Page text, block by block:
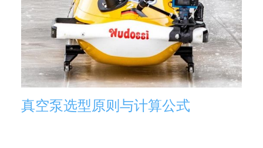
真空泵选型原则与计算公式